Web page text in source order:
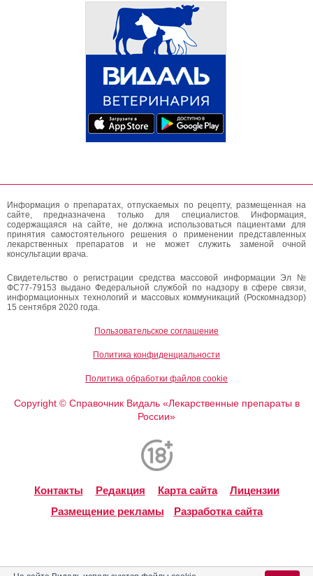
Информация о препаратах, отпускаемых по рецепту, размещенная на
сайте, предназначена только для специалистов. Информация,
содержащаяся на сайте, не должна использоваться пациентами для
принятия самостоятельного решения о применении представленных
лекарственных препаратов и не может служить заменой очной
консультации врача.
Свидетельство о регистрации средства массовой информации Эл №
ФС77-79153 выдано Федеральной службой по надзору в сфере связи,
информационных технологий и массовых коммуникаций (Роскомнадзор)
15 сентября 2020 года.
Пользовательское соглашение
Политика конфиденциальности
Политика обработки файлов cookie
Copyright ©Справочник Видаль «Лекарственные препараты в
России»
Контакты Редакция Карта сайта
Лицензии
Размещение рекламы
Разработка сайта